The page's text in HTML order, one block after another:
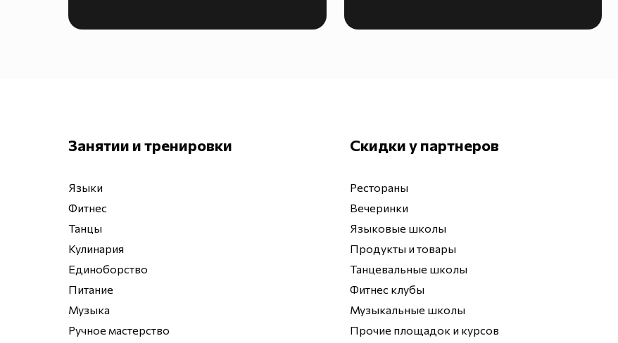
Занятии и тренировки
Языки
Фитнес
Танцы
Кулинария
Единоборство
Питание
Музыка
Ручное мастерство
Скидки у партнеров
Рестораны
Вечеринки
Языковые школы
Продукты и товары
Танцевальные школы
Фитнес клубы
Музыкальные школы
Прочие площадок и курсов